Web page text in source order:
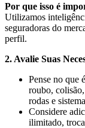
Por que isso é
Utilizamos
seguradoras do
perfil.
2. Avalie Suas
Pense no que
roubo,
rodas e
Considere
ilimitado,